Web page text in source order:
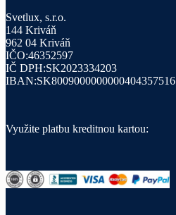
Svetlux, s.r.o.
144 Kriváň
962 04 Kriváň
IČO:46352597
IČ DPH:SK2023334203
IBAN:SK8009000000000404357516
Využite platbu kreditnou kartou: